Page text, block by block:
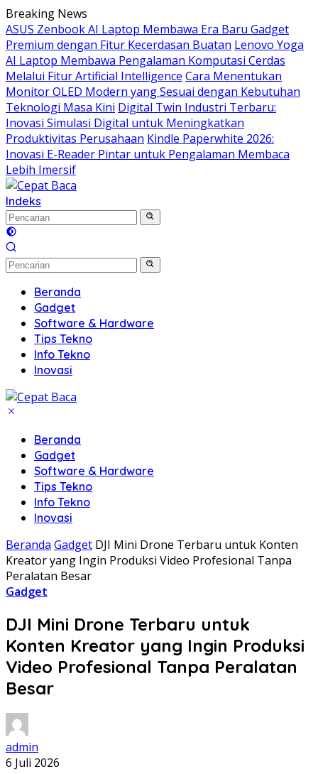
Langsung
ke
konten
Breaking News
ASUS Zenbook AI Laptop Membawa Era Baru Gadget
Premium dengan Fitur Kecerdasan Buatan Lenovo Yoga
AI Laptop Membawa Pengalaman Komputasi Cerdas
Melalui Fitur Artificial Intelligence Cara Menentukan
Monitor OLED Modern yang Sesuai dengan Kebutuhan
Teknologi Masa Kini Digital Twin Industri Terbaru:
Inovasi Simulasi Digital untuk Meningkatkan
Produktivitas Perusahaan Kindle Paperwhite 2026:
Inovasi E-Reader Pintar untuk Pengalaman Membaca
Lebih Imersif
Indeks
Beranda
Gadget
Software & Hardware
Tips Tekno
Info Tekno
Inovasi
Beranda
Gadget
Software & Hardware
Tips Tekno
Info Tekno
Inovasi
Beranda Gadget DJI Mini Drone Terbaru untuk Konten
Kreator yang Ingin Produksi Video Profesional Tanpa
Peralatan Besar
Gadget
DJI Mini Drone Terbaru untuk
Konten Kreator yang Ingin Produksi
Video Profesional Tanpa Peralatan
Besar
admin
6 Juli 2026